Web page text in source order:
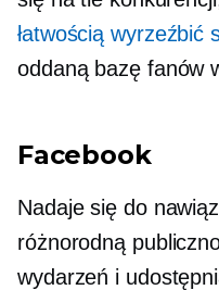
łatwością wyrzeźbić
oddaną bazę fanów
Facebook
Nadaje się do
różnorodną
wydarzeń i